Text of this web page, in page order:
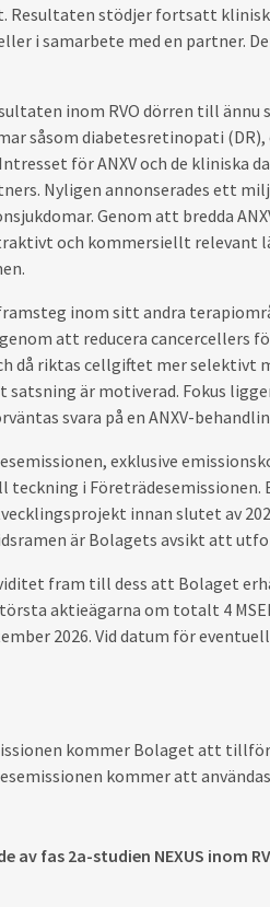
stödjer fortsatt
i samarbete med en partner.
inom RVO dörren till ännu
såsom diabetesretinopati
för ANXV och de kliniska
Nyligen annonserades ett
Genom att bredda
och kommersiellt relevant
inom sitt andra
att reducera cancercellers
då riktas cellgiftet mer selektivt
är motiverad. Fokus
svara på en ANXV-
exklusive
i
innan slutet av
är Bolagets avsikt att
fram till dess att Bolaget
aktieägarna om totalt 4
2026. Vid datum för
kommer Bolaget att
kommer att
av fas 2a-studien NEXUS inom